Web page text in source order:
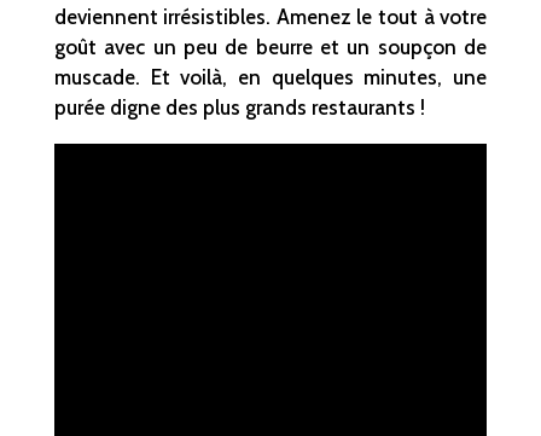
deviennent irrésistibles. Amenez le tout à votre
goût avec un peu de beurre et un soupçon de
muscade. Et voilà, en quelques minutes, une
purée digne des plus grands restaurants !